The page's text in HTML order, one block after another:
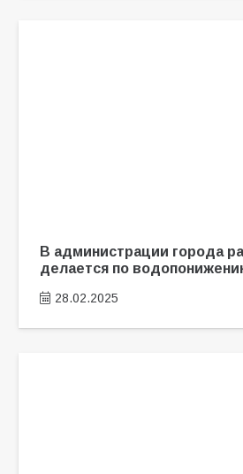
В администрации города
делается по
28.02.2025